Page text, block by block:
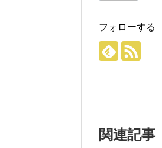
フォローする
関連記事